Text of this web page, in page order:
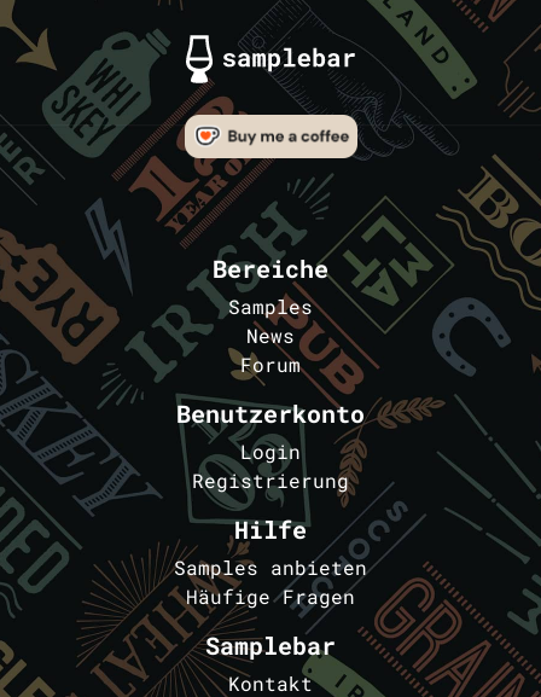
Bereiche
Samples
News
Forum
Benutzerkonto
Login
Registrierung
Hilfe
Samples anbieten
Häufige Fragen
Samplebar
Kontakt